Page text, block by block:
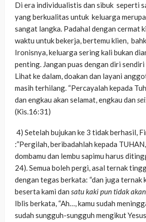
Di era individualistis dan sibuk seperti
yang berkualitas untuk keluarga
sangat langka. Padahal dengan cermat
waktu untuk bekerja, bertemu klien,
Ironisnya, keluarga sering kali bukan
penting. Jangan puas dengan diri sendiri
Lihat ke dalam, doakan dan layani
masih terhilang. “Percayalah kepada
dan engkau akan selamat, engkau dan
(Kis.16:31)
4) Setelah bujukan ke 3 tidak berhasil,
:”Pergilah, beribadahlah kepada
dombamu dan lembu sapimu harus
24). Semua boleh pergi, asal ternak
dengan tegas berkata: “dan juga ternak
beserta kami dan satu kaki pun tidak
Iblis berkata, “Ah…, kamu sudah
sudah sungguh-sungguh mengikut